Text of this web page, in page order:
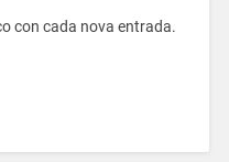
con cada nova entrada.